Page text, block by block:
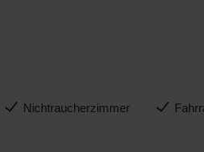
Nichtraucherzimmer